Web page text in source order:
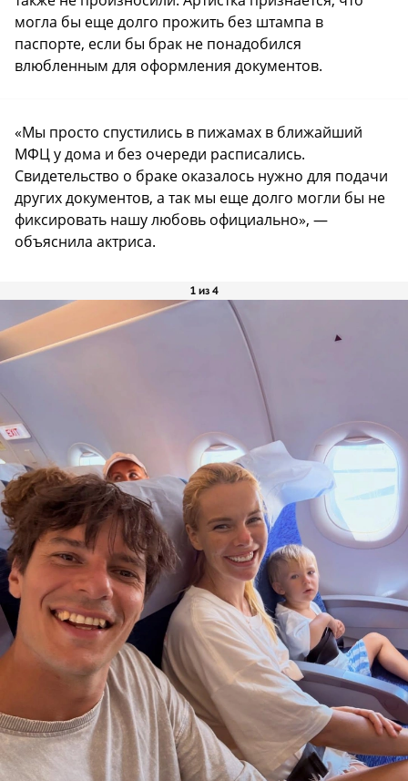
могла бы еще долго прожить без штампа в
паспорте, если бы брак не понадобился
влюбленным для оформления документов.
«Мы просто спустились в пижамах в ближайший
МФЦ у дома и без очереди расписались.
Свидетельство о браке оказалось нужно для подачи
других документов, а так мы еще долго могли бы не
фиксировать нашу любовь официально», —
объяснила актриса.
1 из 4